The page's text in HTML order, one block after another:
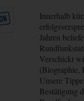
Innerhalb
Jahren
Verschickt
(Biographie,
Unsere
Bestätigung